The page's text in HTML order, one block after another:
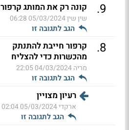
9
. קונה רק את המותג קרפור
שין שין05/03/2024 06:28
הגב לתגובה זו
8
.
קרפור חייבת להתנתק
מהכשרות כדי להצליח
מריה04/03/2024 22:05
הגב לתגובה זו
רעיון מצויין
ארקדי05/03/2024 02:04
הגב לתגובה זו